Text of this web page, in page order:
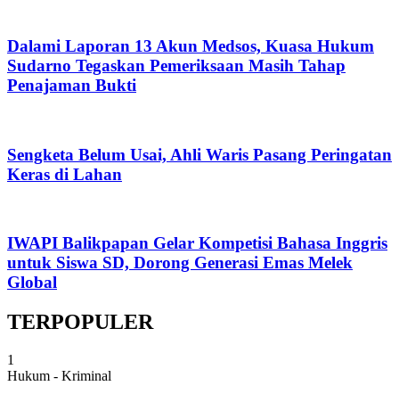
Dalami Laporan 13 Akun Medsos, Kuasa Hukum
Sudarno Tegaskan Pemeriksaan Masih Tahap
Penajaman Bukti
Sengketa Belum Usai, Ahli Waris Pasang Peringatan
Keras di Lahan
IWAPI Balikpapan Gelar Kompetisi Bahasa Inggris
untuk Siswa SD, Dorong Generasi Emas Melek
Global
TERPOPULER
1
Hukum - Kriminal